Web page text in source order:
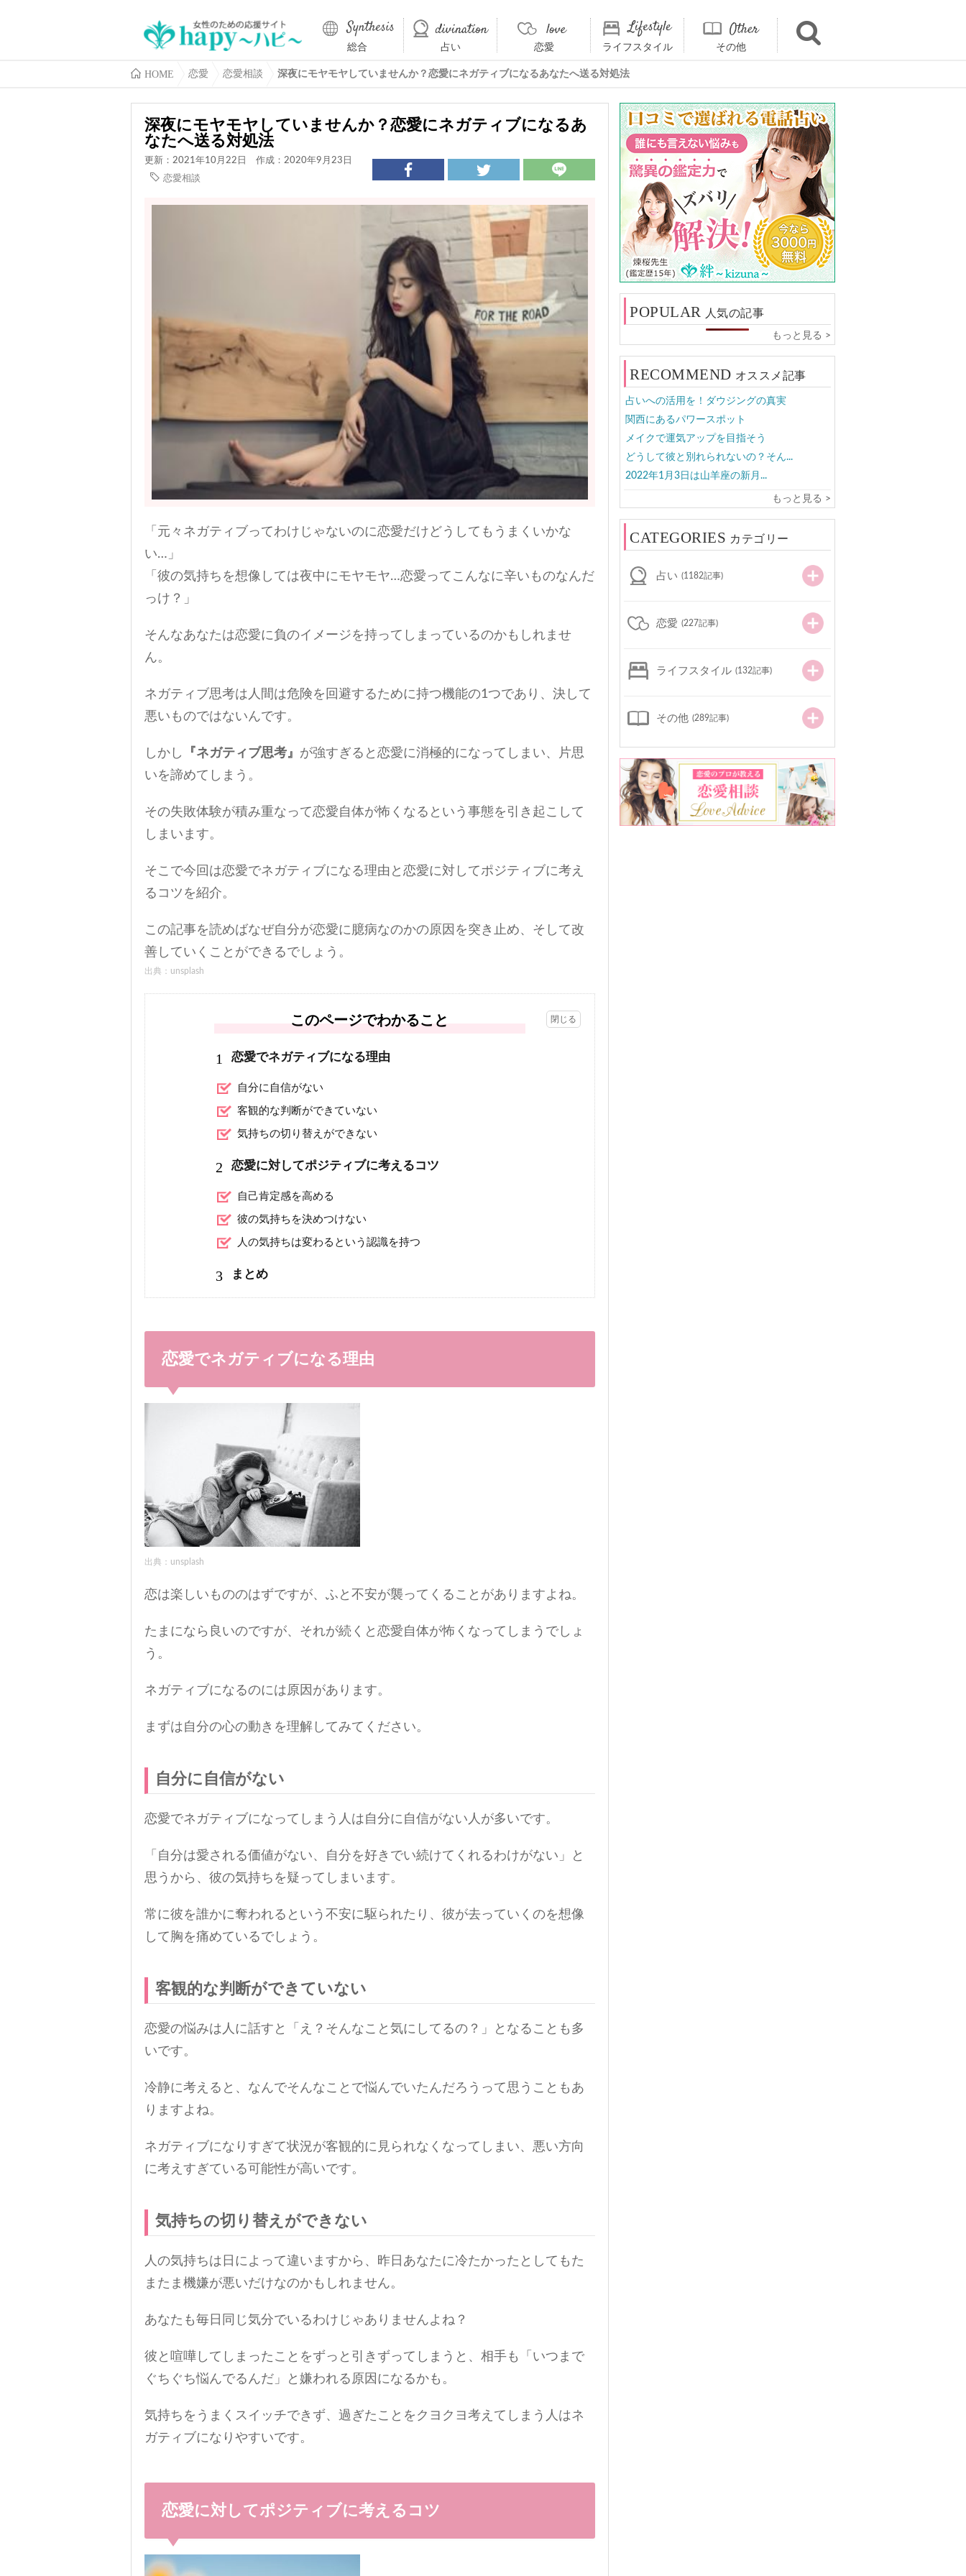
総合 占い 恋愛 ライフスタイル その他
HOME 恋愛 恋愛相談 深夜にモヤモヤしていませんか？恋愛にネガティブになるあなたへ送る対処法
深夜にモヤモヤしていませんか？恋愛にネガティブになるあ
なたへ送る対処法
更新：2021年10月22日
作成：2020年9月23日
恋愛相談
「元々ネガティブってわけじゃないのに恋愛だけどうしてもうまくいかな
い…」
「彼の気持ちを想像しては夜中にモヤモヤ…恋愛ってこんなに辛いものなんだ
っけ？」
そんなあなたは恋愛に負のイメージを持ってしまっているのかもしれませ
ん。
ネガティブ思考は人間は危険を回避するために持つ機能の1つであり、決して
悪いものではないんです。
しかし 『ネガティブ思考』 が強すぎると恋愛に消極的になってしまい、片思
いを諦めてしまう。
その失敗体験が積み重なって恋愛自体が怖くなるという事態を引き起こして
しまいます。
そこで今回は恋愛でネガティブになる理由と恋愛に対してポジティブに考え
るコツを紹介。
この記事を読めばなぜ自分が恋愛に臆病なのかの原因を突き止め、そして改
善していくことができるでしょう。
出典：unsplash
このページでわかること
1 恋愛でネガティブになる理由
自分に自信がない
客観的な判断ができていない
気持ちの切り替えができない
2 恋愛に対してポジティブに考えるコツ
自己肯定感を高める
彼の気持ちを決めつけない
人の気持ちは変わるという認識を持つ
3 まとめ
恋愛でネガティブになる理由
出典：unsplash
恋は楽しいもののはずですが、ふと不安が襲ってくることがありますよね。
たまになら良いのですが、それが続くと恋愛自体が怖くなってしまうでしょ
う。
ネガティブになるのには原因があります。
まずは自分の心の動きを理解してみてください。
自分に自信がない
恋愛でネガティブになってしまう人は自分に自信がない人が多いです。
「自分は愛される価値がない、自分を好きでい続けてくれるわけがない」と
思うから、彼の気持ちを疑ってしまいます。
常に彼を誰かに奪われるという不安に駆られたり、彼が去っていくのを想像
して胸を痛めているでしょう。
客観的な判断ができていない
恋愛の悩みは人に話すと「え？そんなこと気にしてるの？」となることも多
いです。
冷静に考えると、なんでそんなことで悩んでいたんだろうって思うこともあ
りますよね。
ネガティブになりすぎて状況が客観的に見られなくなってしまい、悪い方向
に考えすぎている可能性が高いです。
気持ちの切り替えができない
人の気持ちは日によって違いますから、昨日あなたに冷たかったとしてもた
またま機嫌が悪いだけなのかもしれません。
あなたも毎日同じ気分でいるわけじゃありませんよね？
彼と喧嘩してしまったことをずっと引きずってしまうと、相手も「いつまで
ぐちぐち悩んでるんだ」と嫌われる原因になるかも。
気持ちをうまくスイッチできず、過ぎたことをクヨクヨ考えてしまう人はネ
ガティブになりやすいです。
恋愛に対してポジティブに考えるコツ
POPULAR 人気の記事
もっと見る >
RECOMMEND オススメ記事
占いへの活用を！ダウジングの真実
関西にあるパワースポット
メイクで運気アップを目指そう
どうして彼と別れられないの？そん...
2022年1月3日は山羊座の新月...
もっと見る >
CATEGORIES カテゴリー
占い (1182記事)
恋愛 (227記事)
ライフスタイル (132記事)
その他 (289記事)